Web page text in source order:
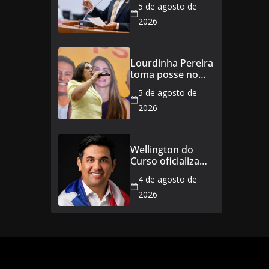
de 21,7% para
todos os
aposentados do
Maranhão
5 de agosto de
2026
Lourdinha Pereira
toma posse no
a primeira
senadora de
5 de agosto de
2026
Wellington do
Curso oficializa
deputado
estadual e
4 de agosto de
2026